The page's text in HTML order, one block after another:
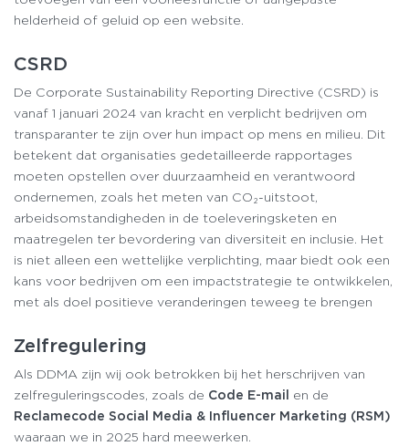
helderheid of geluid op een website.
CSRD
De Corporate Sustainability Reporting Directive (CSRD) is
vanaf 1 januari 2024 van kracht en verplicht bedrijven om
transparanter te zijn over hun impact op mens en milieu. Dit
betekent dat organisaties gedetailleerde rapportages
moeten opstellen over duurzaamheid en verantwoord
ondernemen, zoals het meten van CO₂-uitstoot,
arbeidsomstandigheden in de toeleveringsketen en
maatregelen ter bevordering van diversiteit en inclusie. Het
is niet alleen een wettelijke verplichting, maar biedt ook een
kans voor bedrijven om een impactstrategie te ontwikkelen,
met als doel positieve veranderingen teweeg te brengen
Zelfregulering
Als DDMA zijn wij ook betrokken bij het herschrijven van
zelfreguleringscodes, zoals de Code E-mail en de
Reclamecode Social Media & Influencer Marketing (RSM)
waaraan we in 2025 hard meewerken.